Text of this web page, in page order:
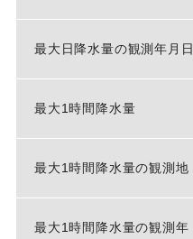
最大日降水量の観測年月日
最大1時間降水量
最大1時間降水量の観測地
最大1時間降水量の観測年